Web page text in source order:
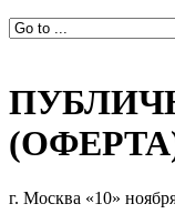
г. Москва «10»